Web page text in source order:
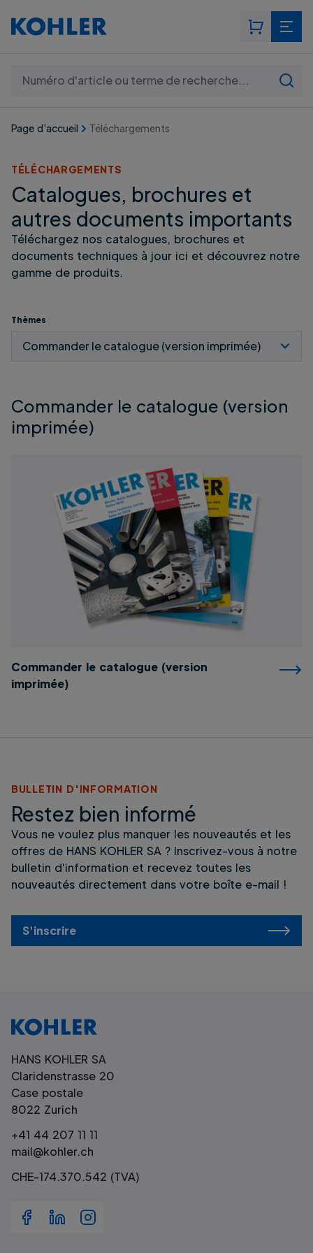
Rechercher: Numéro d'article ou terme de recherche...
Page d'accueil Téléchargements
Catalogues, brochures et
autres documents importants
TÉLÉCHARGEMENTS
Téléchargez nos catalogues, brochures et
documents techniques à jour ici et découvrez notre
gamme de produits.
Thèmes
Commander le catalogue (version
imprimée)
Commander le catalogue (version
imprimée)
Restez bien informé
BULLETIN D'INFORMATION
Vous ne voulez plus manquer les nouveautés et les
offres de HANS KOHLER SA ? Inscrivez-vous à notre
bulletin d'information et recevez toutes les
nouveautés directement dans votre boîte e-mail !
S'inscrire
HANS KOHLER SA
Claridenstrasse 20
Case postale
8022 Zurich
+41 44 207 11 11
mail@kohler.ch
CHE-174.370.542 (TVA)